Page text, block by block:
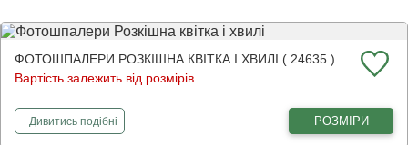
ФОТОШПАЛЕРИ РОЗКІШНА КВІТКА І ХВИЛІ ( 24635 )
Вартість залежить від розмірів
Дивитисьфотошпалери
подібні РОЗМІРИ